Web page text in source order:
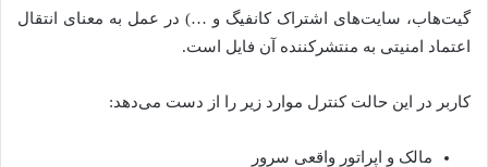
گیت‌هاب، سایت‌های اشتراک کانفیگ و …) در عمل به معنای انتقال
اعتماد امنیتی به منتشرکننده آن فایل است.
کاربر در این حالت کنترل موارد زیر را از دست می‌دهد:
مالک و اپراتور واقعی سرور